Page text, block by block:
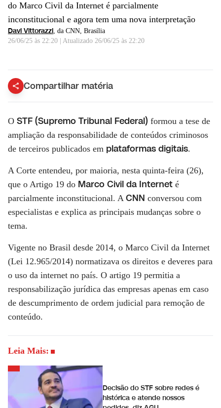
do Marco Civil da Internet é parcialmente
inconstitucional e agora tem uma nova interpretação
Davi Vittorazzi, da CNN, Brasília
26/06/25 às 22:20
Atualizado 26/06/25 às 22:20
STF forma tese para responsabilizar big techs por conteúdos de terceiros | CNN ARENA
Compartilhar matéria
O STF (Supremo Tribunal Federal) formou a tese de
ampliação da responsabilidade de conteúdos criminosos
de terceiros publicados em plataformas digitais.
A Corte entendeu, por maioria, nesta quinta-feira (26),
que o Artigo 19 do Marco Civil da Internet é
parcialmente inconstitucional. A CNN conversou com
especialistas e explica as principais mudanças sobre o
tema.
Vigente no Brasil desde 2014, o Marco Civil da Internet
(Lei 12.965/2014) normatizava os direitos e deveres para
o uso da internet no país. O artigo 19 permitia a
responsabilização jurídica das empresas apenas em caso
de descumprimento de ordem judicial para remoção de
conteúdo.
Leia Mais:
Decisão do STF sobre redes é
histórica e atende nossos